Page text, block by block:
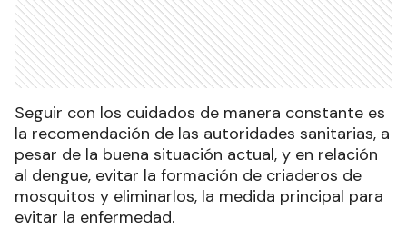
Seguir con los cuidados de manera constante es
la recomendación de las autoridades sanitarias, a
pesar de la buena situación actual, y en relación
al dengue, evitar la formación de criaderos de
mosquitos y eliminarlos, la medida principal para
evitar la enfermedad.